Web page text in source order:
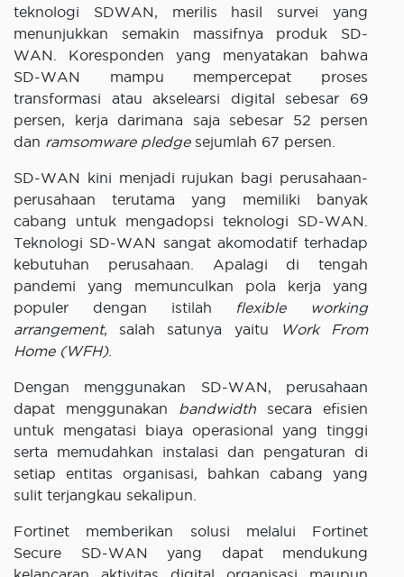
teknologi SDWAN, merilis hasil survei yang
menunjukkan semakin massifnya produk SD-
WAN. Koresponden yang menyatakan bahwa
SD-WAN mampu mempercepat proses
transformasi atau akselearsi digital sebesar 69
persen, kerja darimana saja sebesar 52 persen
dan ramsomware pledgesejumlah 67 persen.
SD-WAN kini menjadi rujukan bagi perusahaan-
perusahaan terutama yang memiliki banyak
cabang untuk mengadopsi teknologi SD-WAN.
Teknologi SD-WAN sangat akomodatif terhadap
kebutuhan perusahaan. Apalagi di tengah
pandemi yang memunculkan pola kerja yang
populer dengan istilah flexible working
arrangement, salah satunya yaitu
Work From
Home (WFH).
Dengan menggunakan SD-WAN, perusahaan
dapat menggunakan bandwidth secara efisien
untuk mengatasi biaya operasional yang tinggi
serta memudahkan instalasi dan pengaturan di
setiap entitas organisasi, bahkan cabang yang
sulit terjangkau sekalipun.
Fortinet memberikan solusi melalui Fortinet
Secure SD-WAN yang dapat mendukung